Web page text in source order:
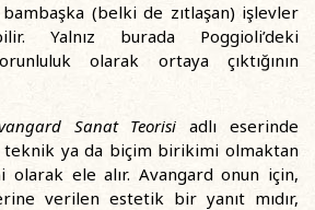
(belki de zıtlaşan) işlevler
Yalnız burada Poggioli’deki
olarak ortaya çıktığının
Sanat Teorisi adlı eserinde
teknik ya da biçim birikimi olmaktan
olarak ele alır. Avangard onun için,
verilen estetik bir yanıt mıdır,